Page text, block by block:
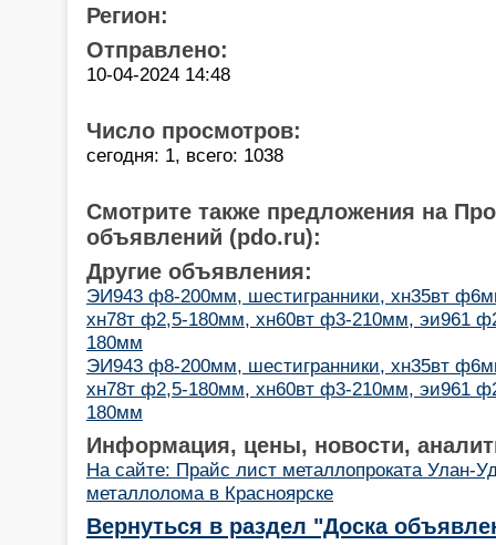
Регион:
Отправлено:
10-04-2024 14:48
Число просмотров:
сегодня: 1, всего: 1038
Смотрите также предложения на
объявлений (pdo.ru):
Другие объявления:
ЭИ943 ф8-200мм, шестигранники, хн35вт
хн78т ф2,5-180мм, хн60вт ф3-210мм, эи961
180мм
ЭИ943 ф8-200мм, шестигранники, хн35вт
хн78т ф2,5-180мм, хн60вт ф3-210мм, эи961
180мм
Информация, цены, новости,
На сайте: Прайс лист металлопроката Улан-
металлолома в Красноярске
Вернуться в раздел "Доска